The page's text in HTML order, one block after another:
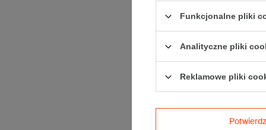
Funkcjonalne pliki
Analityczne pliki
Reklamowe pliki